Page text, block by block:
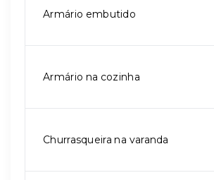
Armário embutido
Armário na cozinha
Churrasqueira na varanda